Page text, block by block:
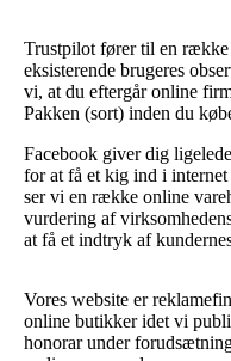
Trustpilot fører til en række
eksisterende brugeres
vi, at du eftergår online
Pakken (sort) inden du
Facebook giver dig
for at få et kig ind i
ser vi en række online
vurdering af
at få et indtryk af
Vores website er
online butikker idet vi
honorar under